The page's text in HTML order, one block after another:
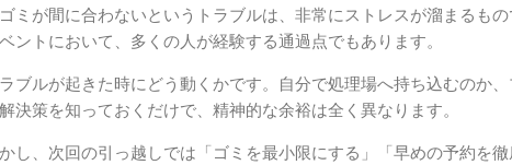
ミが間に合わないというトラブルは、非常にストレスが溜まるもの
ントにおいて、多くの人が経験する通過点でもあります。
ブルが起きた時にどう動くかです。自分で処理場へ持ち込むのか
決策を知っておくだけで、精神的な余裕は全く異なります。
し、次回の引っ越しでは「ゴミを最小限にする」「早めの予約を